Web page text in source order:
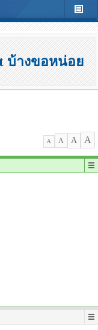
บ้างขอหน่อย
A A A A